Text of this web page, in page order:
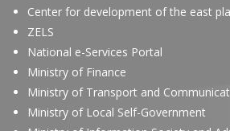
Center for development of the east
ZELS
National e-Services Portal
Ministry of Finance
Ministry of Transport and
Ministry of Local Self-Government